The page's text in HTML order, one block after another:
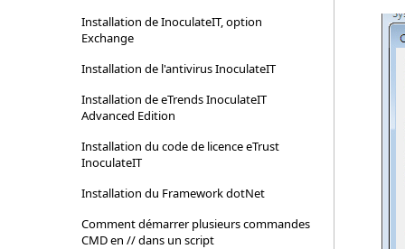
Installation de InoculateIT, option
Exchange
Installation de l'antivirus InoculateIT
Installation de eTrends InoculateIT
Advanced Edition
Installation du code de licence eTrust
InoculateIT
Installation du Framework dotNet
Comment démarrer plusieurs commandes
CMD en // dans un script